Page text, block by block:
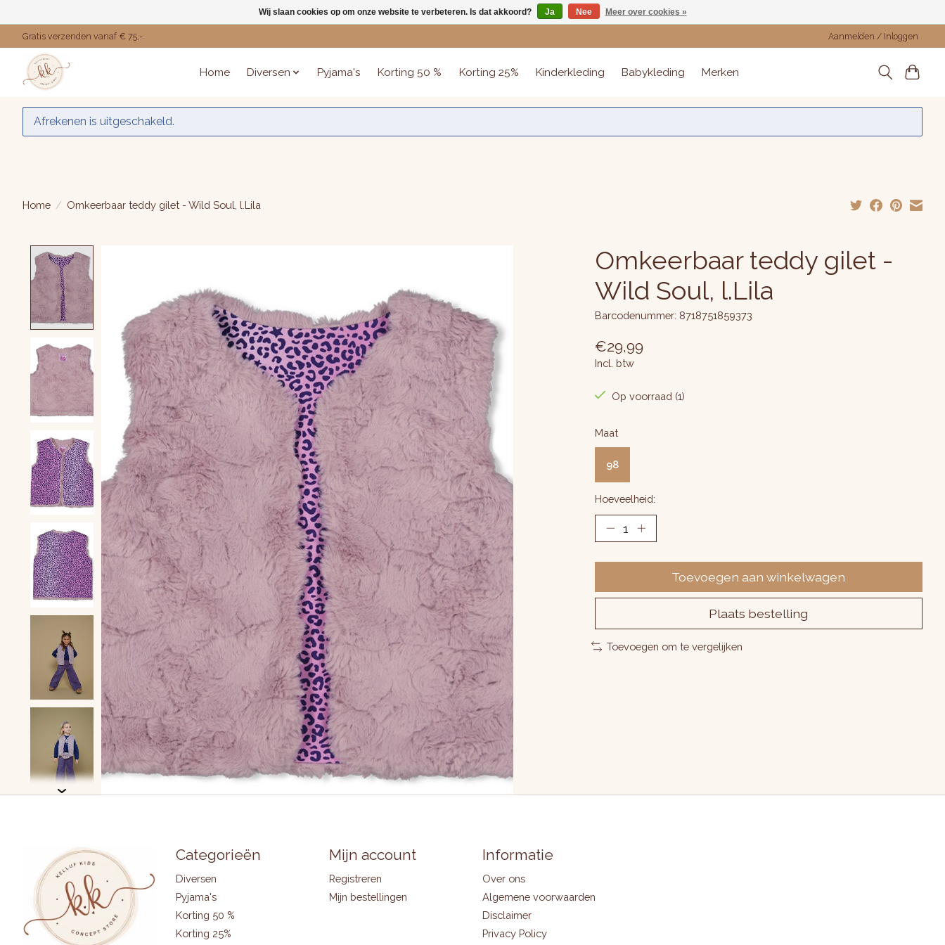
Gratis verzenden vanaf € 75,- Aanmelden / Inloggen
Home Diversen Pyjama's Korting 50 % Korting 25% Kinderkleding Babykleding Merken
Afrekenen is uitgeschakeld.
Home / Omkeerbaar teddy gilet - Wild Soul, l.Lila
Omkeerbaar teddy gilet -
Wild Soul, l.Lila
Barcodenummer: 8718751859373
€29,99
Incl. btw
Op voorraad (1)
Maat
98
Hoeveelheid:
Toevoegen aan winkelwagen
Plaats bestelling
Toevoegen om te vergelijken
Categorieën
Diversen
Pyjama's
Korting 50 %
Korting 25%
Mijn account
Registreren
Mijn bestellingen
Informatie
Over ons
Algemene voorwaarden
Disclaimer
Privacy Policy
Wij slaan cookies op om onze website te verbeteren. Is dat akkoord? Ja Nee Meer over cookies »